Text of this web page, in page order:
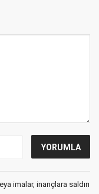
imalar, inançlara saldırı